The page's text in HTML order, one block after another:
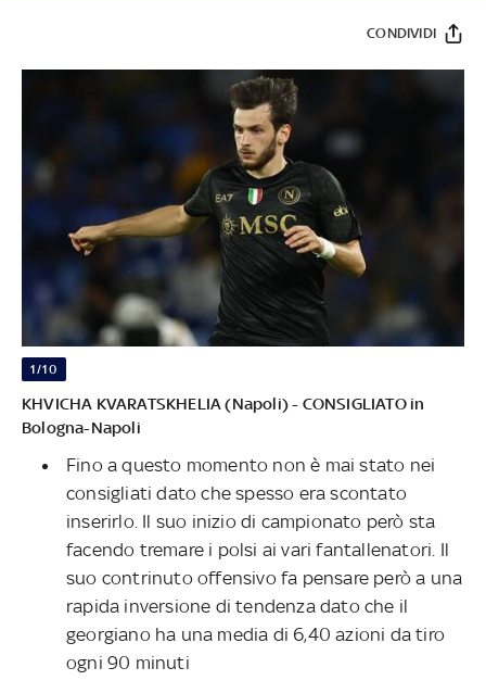
CONDIVIDI
1/10
KHVICHA KVARATSKHELIA (Napoli) - CONSIGLIATO in
Bologna-Napoli
Fino a questo momento non è mai stato nei
consigliati dato che spesso era scontato
inserirlo. Il suo inizio di campionato però sta
facendo tremare i polsi ai vari fantallenatori. Il
suo contrinuto offensivo fa pensare però a una
rapida inversione di tendenza dato che il
georgiano ha una media di 6,40 azioni da tiro
ogni 90 minuti